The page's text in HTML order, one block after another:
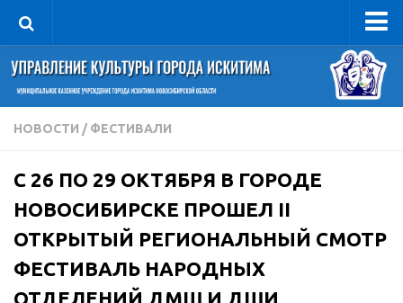
Управление
Руководитель
Сведения об организации
Книга почета культуры
Фотогалерея
Документы
Учредительные документы
НОВОСТИ / ФЕСТИВАЛИ
С 26 ПО 29 ОКТЯБРЯ В ГОРОДЕ
НОВОСИБИРСКЕ ПРОШЕЛ II
ОТКРЫТЫЙ РЕГИОНАЛЬНЫЙ СМОТР
ФЕСТИВАЛЬ НАРОДНЫХ
ОТДЕЛЕНИЙ ДМШ И ДШИ